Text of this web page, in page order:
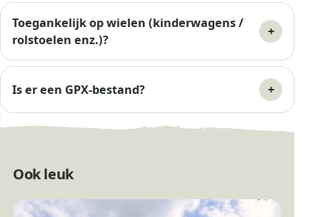
Toegankelijk op wielen (kinderwagens /
rolstoelen enz.)?
Is er een GPX-bestand?
Ook leuk